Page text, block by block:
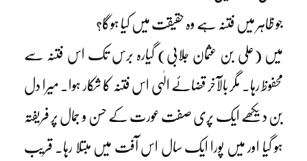
جو ظاہر میں فتنہ ہے وہ حقیقت میں کیا ہوگا؟
میں (علی بن عثمان جلابی) گیارہ برس تک اس فتنہ سے
محفوظ رہا۔ مگر بالآخر قضائے الٰہی اس فتنہ کا شکار ہوا۔ میرا دل
بن دیکھے ایک پری صفت عورت کے حسن و جمال پر فریفتہ
ہو گیا اور میں پورا ایک سال اس آفت میں مبتلا رہا۔ قریب